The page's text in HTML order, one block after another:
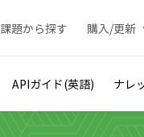
課題から探す 購入/更新
APIガイド(英語) ナレ